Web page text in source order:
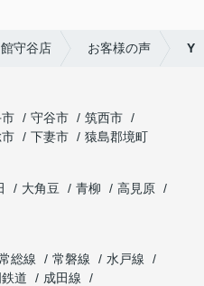
守谷店 お客様の声 Y
守谷市
筑西市
下妻市
猿島郡境町
大角豆 青柳
高見原
総線 常磐線
水戸線
道
成田線